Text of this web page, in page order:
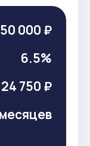
000 ₽
6.5%
24 750 ₽